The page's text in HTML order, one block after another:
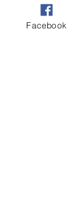
Facebook